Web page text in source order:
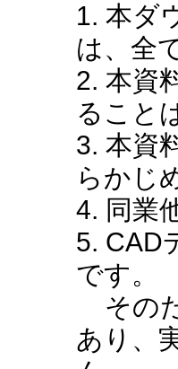
1. 本ダ
は、全
2. 本資
ること
3. 本資
らかじ
4. 同業
5. CAD
です。
その
あり、